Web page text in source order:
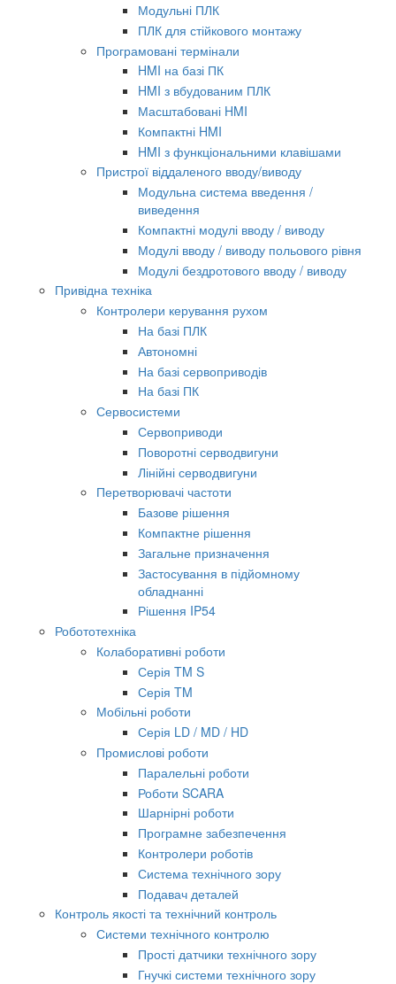
Модульні ПЛК
ПЛК для стійкового монтажу
Програмовані термінали
HMI на базі ПК
HMI з вбудованим ПЛК
Масштабовані HMI
Компактні HMI
HMI з функціональними клавішами
Пристрої віддаленого вводу/виводу
Модульна система введення /
виведення
Компактні модулі вводу / виводу
Модулі вводу / виводу польового рівня
Модулі бездротового вводу / виводу
Привідна техніка
Контролери керування рухом
На базі ПЛК
Автономні
На базі сервоприводів
На базі ПК
Сервосистеми
Сервоприводи
Поворотні серводвигуни
Лінійні серводвигуни
Перетворювачі частоти
Базове рішення
Компактне рішення
Загальне призначення
Застосування в підйомному
обладнанні
Рішення IP54
Робототехніка
Колаборативні роботи
Серія TM S
Серія TM
Мобільні роботи
Серія LD / MD / HD
Промислові роботи
Паралельні роботи
Роботи SCARA
Шарнірні роботи
Програмне забезпечення
Контролери роботів
Система технічного зору
Подавач деталей
Контроль якості та технічний контроль
Системи технічного контролю
Прості датчики технічного зору
Гнучкі системи технічного зору